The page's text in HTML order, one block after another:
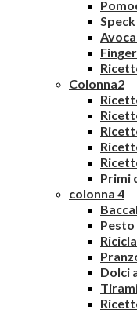
Speck
Colonna2
Primi
colonna 4
Dolci